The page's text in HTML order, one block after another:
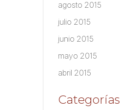
agosto 2015
julio 2015
junio 2015
mayo 2015
abril 2015
Categorías